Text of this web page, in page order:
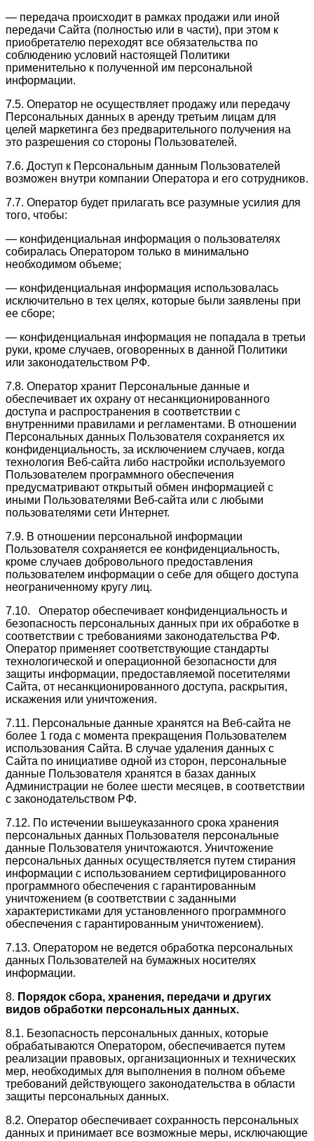
— передача происходит в рамках продажи или иной
передачи Сайта (полностью или в части), при этом к
приобретателю переходят все обязательства по
соблюдению условий настоящей Политики
применительно к полученной им персональной
информации.
7.5. Оператор не осуществляет продажу или передачу
Персональных данных в аренду третьим лицам для
целей маркетинга без предварительного получения на
это разрешения со стороны Пользователей.
7.6. Доступ к Персональным данным Пользователей
возможен внутри компании Оператора и его сотрудников.
7.7. Оператор будет прилагать все разумные усилия для
того, чтобы:
— конфиденциальная информация о пользователях
собиралась Оператором только в минимально
необходимом объеме;
— конфиденциальная информация использовалась
исключительно в тех целях, которые были заявлены при
ее сборе;
— конфиденциальная информация не попадала в третьи
руки, кроме случаев, оговоренных в данной Политики
или законодательством РФ.
7.8. Оператор хранит Персональные данные и
обеспечивает их охрану от несанкционированного
доступа и распространения в соответствии с
внутренними правилами и регламентами. В отношении
Персональных данных Пользователя сохраняется их
конфиденциальность, за исключением случаев, когда
технология Веб-сайта либо настройки используемого
Пользователем программного обеспечения
предусматривают открытый обмен информацией с
иными Пользователями Веб-сайта или с любыми
пользователями сети Интернет.
7.9. В отношении персональной информации
Пользователя сохраняется ее конфиденциальность,
кроме случаев добровольного предоставления
пользователем информации о себе для общего доступа
неограниченному кругу лиц.
7.10. Оператор обеспечивает конфиденциальность и
безопасность персональных данных при их обработке в
соответствии с требованиями законодательства РФ.
Оператор применяет соответствующие стандарты
технологической и операционной безопасности для
защиты информации, предоставляемой посетителями
Сайта, от несанкционированного доступа, раскрытия,
искажения или уничтожения.
7.11. Персональные данные хранятся на Веб-сайта не
более 1 года с момента прекращения Пользователем
использования Сайта. В случае удаления данных с
Сайта по инициативе одной из сторон, персональные
данные Пользователя хранятся в базах данных
Администрации не более шести месяцев, в соответствии
с законодательством РФ.
7.12. По истечении вышеуказанного срока хранения
персональных данных Пользователя персональные
данные Пользователя уничтожаются. Уничтожение
персональных данных осуществляется путем стирания
информации с использованием сертифицированного
программного обеспечения с гарантированным
уничтожением (в соответствии с заданными
характеристиками для установленного программного
обеспечения с гарантированным уничтожением).
7.13. Оператором не ведется обработка персональных
данных Пользователей на бумажных носителях
информации.
8. Порядок сбора, хранения, передачи и других
видов обработки персональных данных.
8.1. Безопасность персональных данных, которые
обрабатываются Оператором, обеспечивается путем
реализации правовых, организационных и технических
мер, необходимых для выполнения в полном объеме
требований действующего законодательства в области
защиты персональных данных.
8.2. Оператор обеспечивает сохранность персональных
данных и принимает все возможные меры, исключающие